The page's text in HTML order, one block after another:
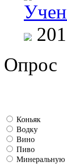
Опрос
Коньяк
Водку
Вино
Пиво
Минеральную